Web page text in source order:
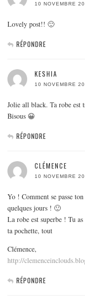
10 NOVEMBRE
Lovely post!! 🙂
RÉPONDRE
KESHIA
10 NOVEMBRE
Jolie all black. Ta robe est
Bisous 😀
RÉPONDRE
CLÉMENCE
10 NOVEMBRE
Yo ! Comment se passe
quelques jours ! 🙂
La robe est superbe ! Tu
ta pochette, tout
Clémence,
http://
RÉPONDRE